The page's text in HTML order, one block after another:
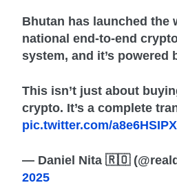
Bhutan has launched the
national end-to-end
system, and it’s powered
This isn’t just about
crypto. It’s a complete
pic.twitter.com/
— Daniel Nita 🇷🇴
2025